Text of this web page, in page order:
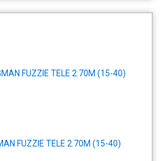
FUZZIE TELE 2.70М (15-40)